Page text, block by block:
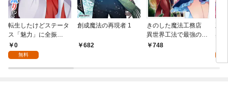
転生したけどステータ
ス「魅力」に全振
り！？(1)
0
無料
創成魔法の再現者 1
682
きのした魔法工務店
異世界工法で最強の家
づくりを（コミック）
748
兆
る